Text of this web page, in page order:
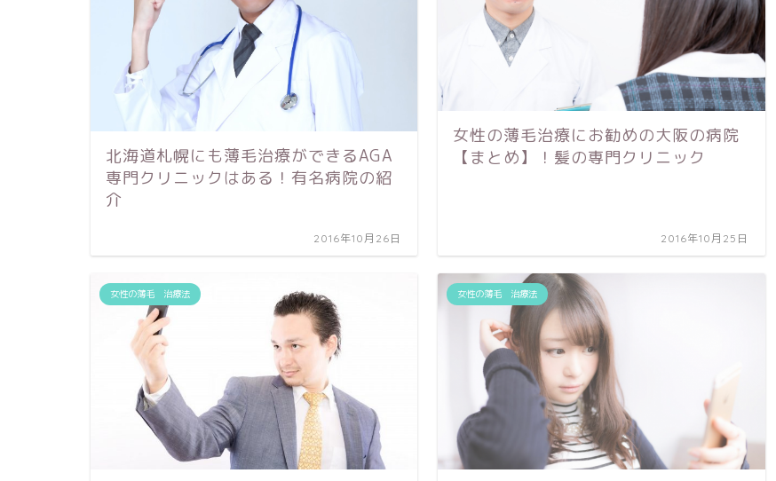
北海道札幌にも薄毛治療ができるAGA
専門クリニックはある！有名病院の紹
介
2016年10月26日
女性の薄毛治療にお勧めの大阪の病院
【まとめ】！髪の専門クリニック
2016年10月25日
女性の薄毛 治療法 女性の薄毛 治療法